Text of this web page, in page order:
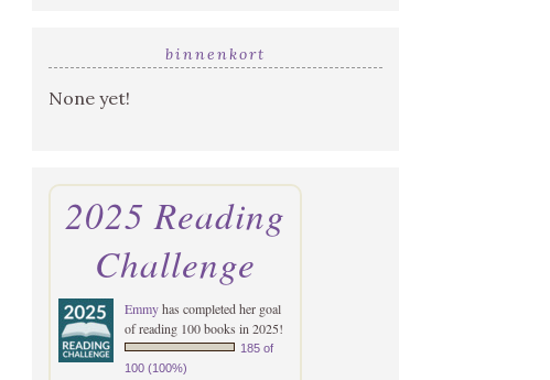
binnenkort
None yet!
2025 Reading
Challenge
Emmyhas completed her goal
of reading 100 books in 2025!
185 of
100 (100%)